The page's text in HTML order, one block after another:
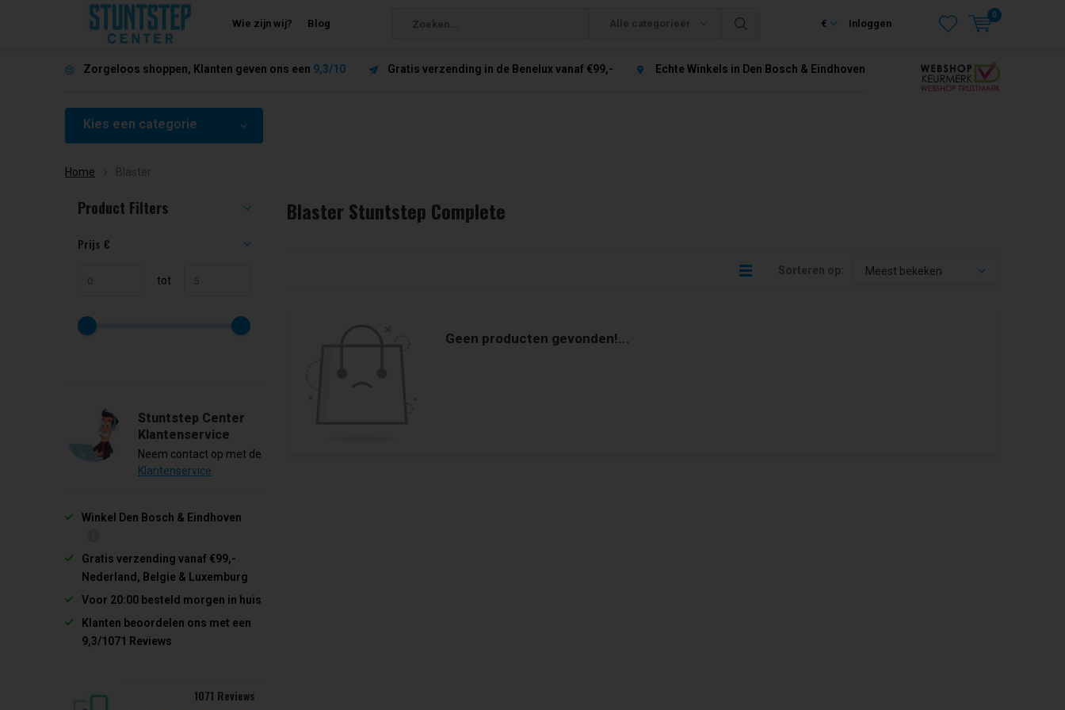
Wie zijn wij? Blog Alle categorieën € Inloggen
0
Zorgeloos shoppen, Klanten geven ons een 9,3/10 Gratis verzending in de Benelux vanaf €99,- Echte Winkels in Den Bosch & Eindhoven
Kies een categorie
Home Blaster
Blaster Stuntstep Complete
Sorteren op:
Geen producten gevonden!...
Sorteren op:
Product Filters
Prijs €
tot
Stuntstep Center
Klantenservice
Neem contact op met de
Klantenservice
Winkel Den Bosch & Eindhoven
Gratis verzending vanaf €99,-
Nederland, Belgie & Luxemburg
Voor 20:00 besteld morgen in huis
Klanten beoordelen ons met een
9,3/1071 Reviews
1071 Reviews